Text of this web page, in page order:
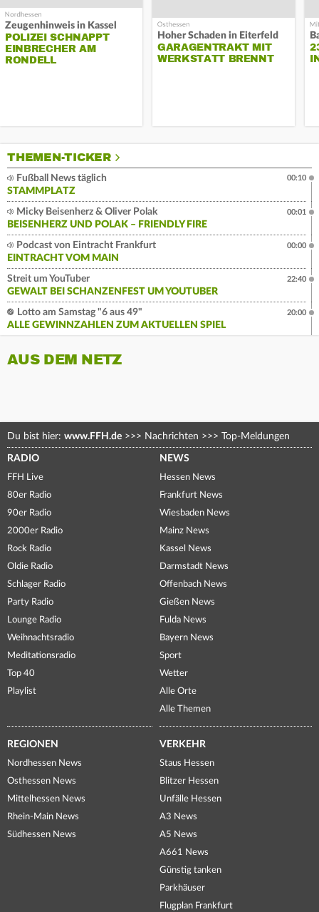
Zeugenhinweis in Kassel
POLIZEI SCHNAPPT
EINBRECHER AM
RONDELL
Hoher Schaden in Eiterfeld
GARAGENTRAKT MIT
WERKSTATT BRENNT
THEMEN-TICKER
Fußball News täglich
STAMMPLATZ
00:10
Micky Beisenherz & Oliver Polak
BEISENHERZ UND POLAK – FRIENDLY FIRE
00:01
Podcast von Eintracht Frankfurt
EINTRACHT VOM MAIN
00:00
Streit um YouTuber
GEWALT BEI SCHANZENFEST UM YOUTUBER
22:40
Lotto am Samstag "6 aus 49"
ALLE GEWINNZAHLEN ZUM AKTUELLEN SPIEL
20:00
AUS DEM NETZ
Du bist hier: www.FFH.de >>> Nachrichten >>> Top-Meldungen
RADIO
FFH Live
80er Radio
90er Radio
2000er Radio
Rock Radio
Oldie Radio
Schlager Radio
Party Radio
Lounge Radio
Weihnachtsradio
Meditationsradio
Top 40
Playlist
NEWS
Hessen News
Frankfurt News
Wiesbaden News
Mainz News
Kassel News
Darmstadt News
Offenbach News
Gießen News
Fulda News
Bayern News
Sport
Wetter
Alle Orte
Alle Themen
REGIONEN
Nordhessen News
Osthessen News
Mittelhessen News
Rhein-Main News
Südhessen News
VERKEHR
Staus Hessen
Blitzer Hessen
Unfälle Hessen
A3 News
A5 News
A661 News
Günstig tanken
Parkhäuser
Flugplan Frankfurt